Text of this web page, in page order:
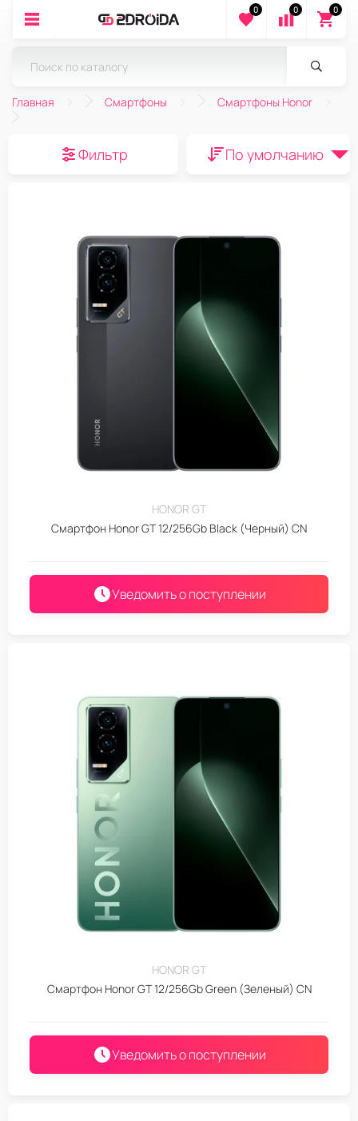
0 0 0
Главная Смартфоны Смартфоны Honor
Фильтр По умолчанию
HONOR GT
Смартфон Honor GT 12/256Gb Black (Черный) CN
Уведомить о поступлении
HONOR GT
Смартфон Honor GT 12/256Gb Green (Зеленый) CN
Уведомить о поступлении